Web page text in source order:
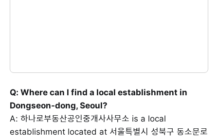
Q: Where can I find a local establishment in
Dongseon-dong, Seoul?
A: 하나로부동산공인중개사사무소 is a local
establishment located at 서울특별시 성북구 동소문로